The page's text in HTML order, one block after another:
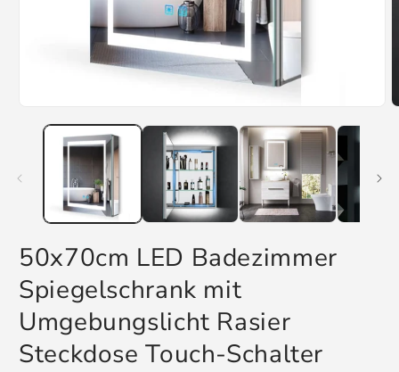
50x70cm LED Badezimmer
Spiegelschrank mit
Umgebungslicht Rasier
Steckdose Touch-Schalter